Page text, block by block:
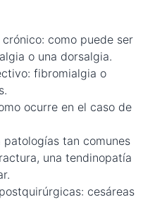
como puede ser
o una dorsalgia.
fibromialgia o
ocurre en el caso de
tan comunes
una tendinopatía
cesáreas